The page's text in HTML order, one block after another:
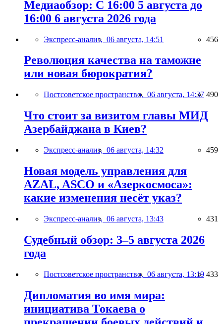
Медиаобзор: С 16:00 5 августа до
16:00 6 августа 2026 года
Экспресс-анализ, 06 августа, 14:51 456
Революция качества на таможне
или новая бюрократия?
Постсоветское пространство, 06 августа, 14:37 490
Что стоит за визитом главы МИД
Азербайджана в Киев?
Экспресс-анализ, 06 августа, 14:32 459
Новая модель управления для
AZAL, ASCO и «Азеркосмоса»:
какие изменения несёт указ?
Экспресс-анализ, 06 августа, 13:43 431
Судебный обзор: 3–5 августа 2026
года
Постсоветское пространство, 06 августа, 13:19 433
Дипломатия во имя мира:
инициатива Токаева о